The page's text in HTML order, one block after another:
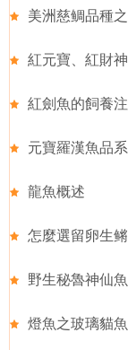
美洲慈鲷品種
紅元寶、紅財
紅劍魚的飼養
元寶羅漢魚品系
龍魚概述
怎麼選留卵生
野生秘魯神仙魚
燈魚之玻璃貓魚